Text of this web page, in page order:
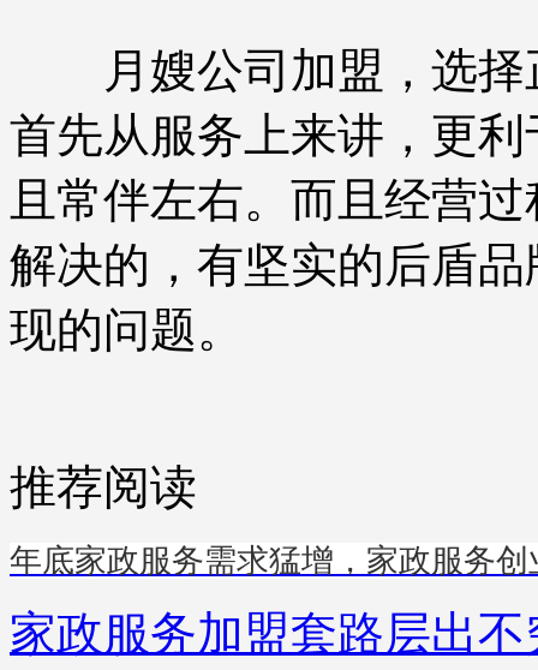
月嫂公司加盟，选择
首先从服务上来讲，更
且常伴左右。而且经营
解决的，有坚实的后盾
现的问题。
推荐阅读
年底家政服务需求猛增，家政服务
家政服务加盟套路层出